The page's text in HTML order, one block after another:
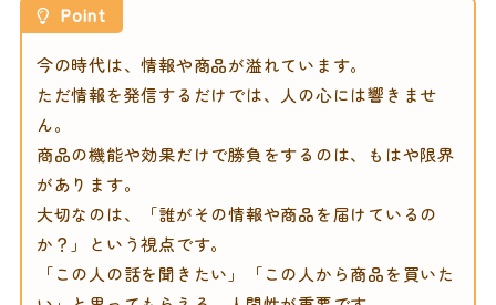
Point
今の時代は、情報や商品が溢れています。
ただ情報を発信するだけでは、人の心には響きませ
ん。
商品の機能や効果だけで勝負をするのは、もはや限界
があります。
大切なのは、「誰がその情報や商品を届けているの
か？」という視点です。
「この人の話を聞きたい」「この人から商品を買いた